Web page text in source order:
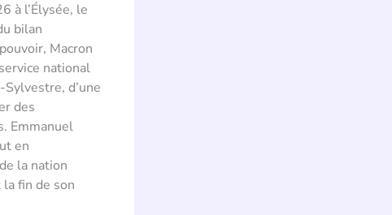
à l’Élysée, le
bilan
Macron
national
d’une
des
Emmanuel
en
la nation
fin de son